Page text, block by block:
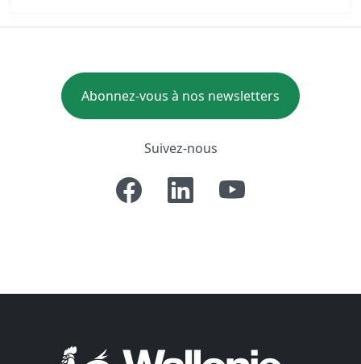
Abonnez-vous à nos newsletters
Suivez-nous